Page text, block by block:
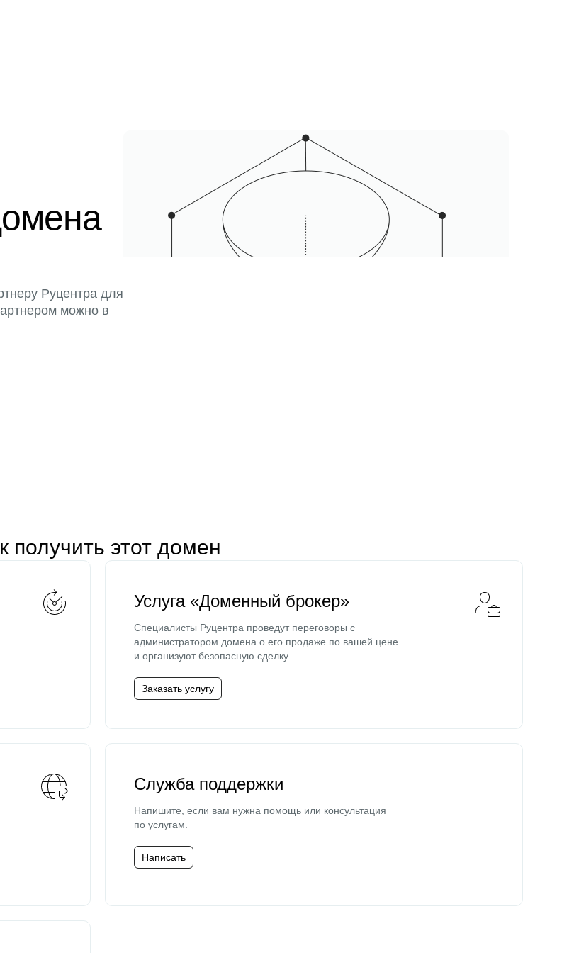
Руцентра для
можно в
получить этот домен
Услуга «Доменный брокер»
Специалисты Руцентра проведут переговоры с
администратором домена о его продаже по вашей цене
и организуют безопасную сделку.
Заказать услугу
Служба поддержки
Напишите, если вам нужна помощь или консультация
по услугам.
Написать